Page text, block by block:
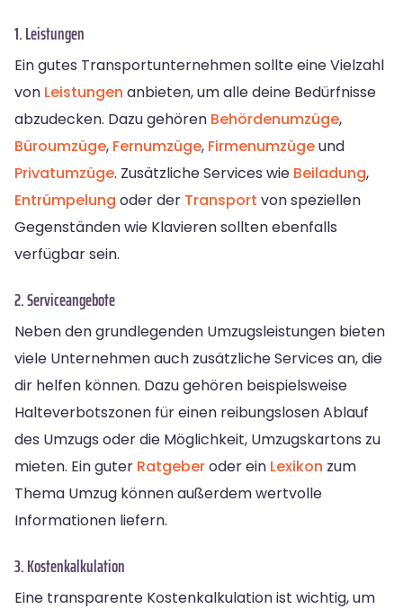
1. Leistungen
Ein gutes Transportunternehmen sollte eine Vielzahl
von Leistungen anbieten, um alle deine Bedürfnisse
abzudecken. Dazu gehören Behördenumzüge,
Büroumzüge, Fernumzüge, Firmenumzügeund
Privatumzüge. Zusätzliche Services wie Beiladung,
Entrümpelung oder der Transport von speziellen
Gegenständen wie Klavieren sollten ebenfalls
verfügbar sein.
2. Serviceangebote
Neben den grundlegenden Umzugsleistungen bieten
viele Unternehmen auch zusätzliche Services an, die
dir helfen können. Dazu gehören beispielsweise
Halteverbotszonen für einen reibungslosen Ablauf
des Umzugs oder die Möglichkeit, Umzugskartons zu
mieten. Ein guter Ratgeberoder ein Lexikon zum
Thema Umzug können außerdem wertvolle
Informationen liefern.
3. Kostenkalkulation
Eine transparente Kostenkalkulation ist wichtig, um